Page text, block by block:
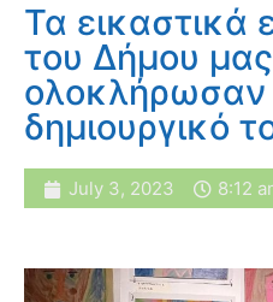
Τα εικαστικά
του Δήμου μας
ολοκλήρωσαν
δημιουργικό
July 3, 2023 8:12